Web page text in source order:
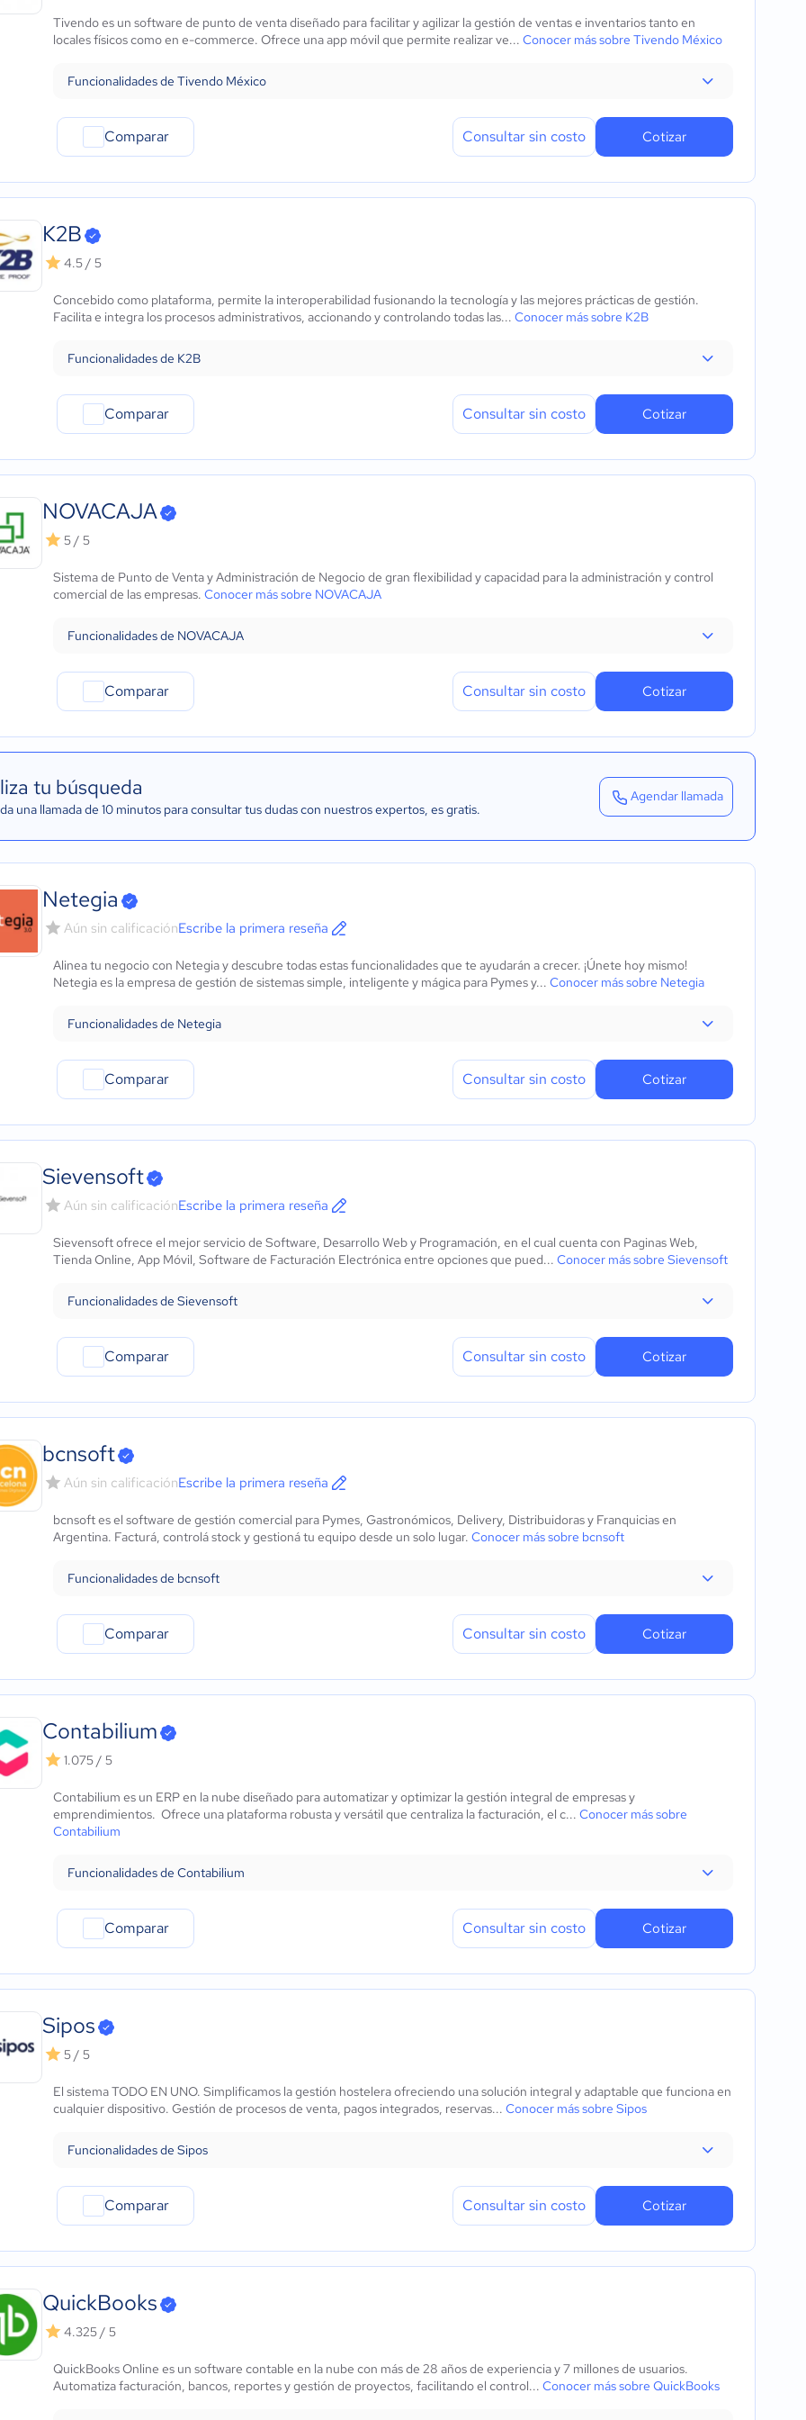
Automotriz
Comercio Electrónico
Tecnología
Recursos Humanos
Turismo
Moda y textiles
Tivendo es un software de punto de venta diseñado para facilitar y agilizar la gestión de ventas e inventarios tanto en
locales físicos como en e-commerce. Ofrece una app móvil que permite realizar ve... Conocer más sobre Tivendo México
Funcionalidades de Tivendo México
Comparar Consultar sin costo Cotizar
K2B
4.5 / 5
Concebido como plataforma, permite la interoperabilidad fusionando la tecnología y las mejores prácticas de gestión.
Facilita e integra los procesos administrativos, accionando y controlando todas las... Conocer más sobre K2B
Funcionalidades de K2B
Comparar Consultar sin costo Cotizar
NOVACAJA
5 / 5
Sistema de Punto de Venta y Administración de Negocio de gran flexibilidad y capacidad para la administración y control
comercial de las empresas. Conocer más sobre NOVACAJA
Funcionalidades de NOVACAJA
Comparar Consultar sin costo Cotizar
tu búsqueda
una llamada de 10 minutos para consultar tus dudas con nuestros expertos, es gratis.
Agendar llamada
Netegia
Aún sin calificaciónEscribe la primera reseña
Alinea tu negocio con Netegia y descubre todas estas funcionalidades que te ayudarán a crecer. ¡Únete hoy mismo!
Netegia es la empresa de gestión de sistemas simple, inteligente y mágica para Pymes y... Conocer más sobre Netegia
Funcionalidades de Netegia
Comparar Consultar sin costo Cotizar
Sievensoft
Aún sin calificaciónEscribe la primera reseña
Sievensoft ofrece el mejor servicio de Software, Desarrollo Web y Programación, en el cual cuenta con Paginas Web,
Tienda Online, App Móvil, Software de Facturación Electrónica entre opciones que pued... Conocer más sobre Sievensoft
Funcionalidades de Sievensoft
Comparar Consultar sin costo Cotizar
bcnsoft
Aún sin calificaciónEscribe la primera reseña
bcnsoft es el software de gestión comercial para Pymes, Gastronómicos, Delivery, Distribuidoras y Franquicias en
Argentina. Facturá, controlá stock y gestioná tu equipo desde un solo lugar. Conocer más sobre bcnsoft
Funcionalidades de bcnsoft
Comparar Consultar sin costo Cotizar
Contabilium
1.075 / 5
Contabilium es un ERP en la nube diseñado para automatizar y optimizar la gestión integral de empresas y
emprendimientos. Ofrece una plataforma robusta y versátil que centraliza la facturación, el c... Conocer más sobre
Contabilium
Funcionalidades de Contabilium
Comparar Consultar sin costo Cotizar
Sipos
5 / 5
El sistema TODO EN UNO. Simplificamos la gestión hostelera ofreciendo una solución integral y adaptable que funciona en
cualquier dispositivo. Gestión de procesos de venta, pagos integrados, reservas... Conocer más sobre Sipos
Funcionalidades de Sipos
Comparar Consultar sin costo Cotizar
QuickBooks
4.325 / 5
QuickBooks Online es un software contable en la nube con más de 28 años de experiencia y 7 millones de usuarios.
Automatiza facturación, bancos, reportes y gestión de proyectos, facilitando el control... Conocer más sobre QuickBooks